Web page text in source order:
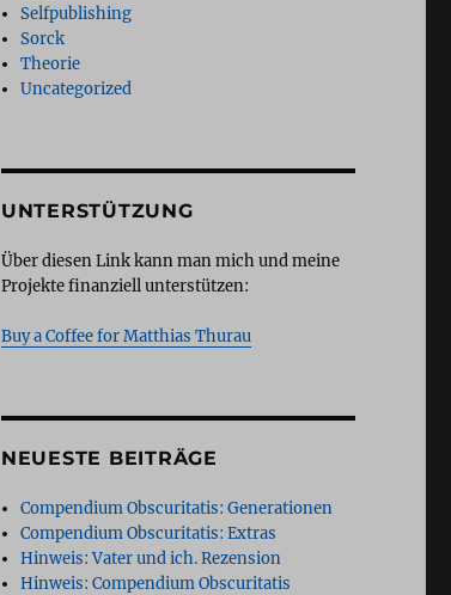
Selfpublishing
Sorck
Theorie
Uncategorized
UNTERSTÜTZUNG
Über diesen Link kann man mich und meine
Projekte finanziell unterstützen:
Buy a Coffee for Matthias Thurau
NEUESTE BEITRÄGE
Compendium Obscuritatis: Generationen
Compendium Obscuritatis: Extras
Hinweis: Vater und ich. Rezension
Hinweis: Compendium Obscuritatis